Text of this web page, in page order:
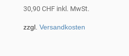
30,90CHF inkl. MwSt.
zzgl.Versandkosten